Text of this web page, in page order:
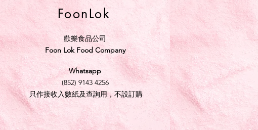
FoonLok
歡樂食品公司
Foon Lok Food Company
Whatsapp
(852) 9143 4256
只作接收入數紙及查詢用，不設訂購